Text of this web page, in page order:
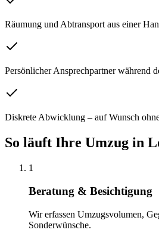
Räumung und Abtransport aus einer
Persönlicher Ansprechpartner während
Diskrete Abwicklung – auf Wunsch
So läuft Ihre Umzug in
1
Beratung & Besichtigung
Wir erfassen Umzugsvolumen,
Sonderwünsche.